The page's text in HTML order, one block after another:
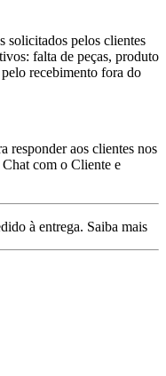
solicitados pelos clientes
falta de peças, produto
recebimento fora do
responder aos clientes nos
com o Cliente e
à entrega. Saiba mais